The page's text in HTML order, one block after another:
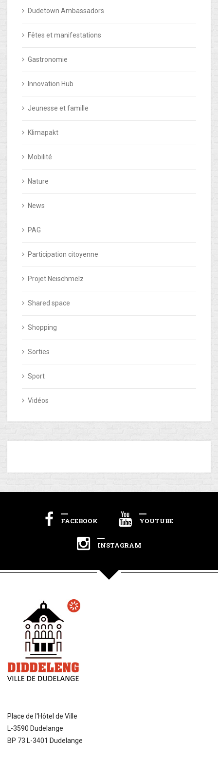
Dudetown Ambassadors
Fêtes et manifestations
Gastronomie
Innovation Hub
Jeunesse et famille
Klimapakt
Mobilité
Nature
News
PAG
Participation citoyenne
Projet Neischmelz
Shared space
Shopping
Sorties
Sport
Vidéos
FACEBOOK YOUTUBE
INSTAGRAM
Place de l'Hôtel de Ville
L-3590 Dudelange
BP 73 L-3401 Dudelange